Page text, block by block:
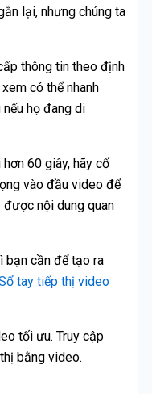
lại, nhưng chúng ta
thông tin theo định
có thể nhanh
họ đang di
60 giây, hãy cố
vào đầu video để
nội dung quan
bạn cần để tạo ra
tay tiếp thị video
tối ưu. Truy cập
bằng video.